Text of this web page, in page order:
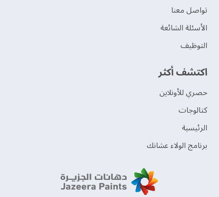
تواصل معنا
الأسئلة الشائعة
التوظيف
اكتشف أكثر
حصري للأونلاين
‫كتالوجات‬
الرئيسية
برنامج الولاء عشانك